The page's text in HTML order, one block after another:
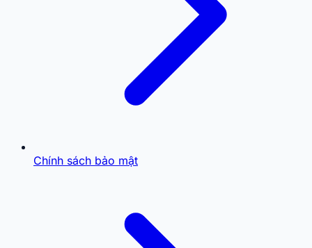
Chính sách bảo mật